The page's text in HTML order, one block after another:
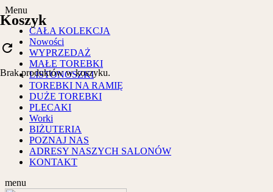
Menu
CAŁA KOLEKCJA
Nowości
WYPRZEDAŻ
MAŁE TOREBKI
LISTONOSZKI
TOREBKI NA RAMIĘ
DUŻE TOREBKI
PLECAKI
Worki
BIŻUTERIA
POZNAJ NAS
ADRESY NASZYCH SALONÓW
KONTAKT
menu
Koszyk
refresh
Brak produktów w koszyku.